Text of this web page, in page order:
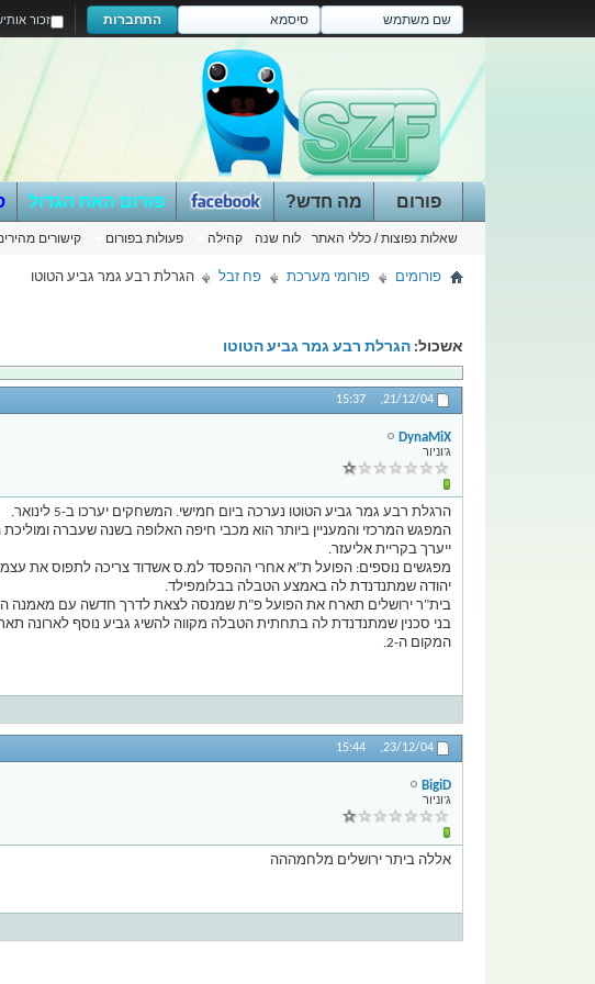
התחברות זכור אותי
פורום
שאלות נפוצות / כללי האתר לוח שנה קהילה פעולות בפורום קישורים
מה חדש? פורום האח הגדול
פורומים פורומי מערכת פח זבל הגרלת רבע גמר גביע הטוטו
אשכול: הגרלת רבע גמר גביע הטוטו
21/12/04,
15:37
DynaMiX
ג'וניור
הרגלת רבע גמר גביע הטוטו נערכה ביום חמישי. המשחקים יערכו ב-5 לינואר.
המפגש המרכזי והמעניין ביותר הוא מכבי חיפה האלופה בשנה שעברה
ייערך בקריית אליעזר.
יהודה שמתנדנדת לה באמצע הטבלה בבלומפילד.
בית"ר ירושלים תארח את הפועל פ"ת שמנסה לצאת לדרך חדשה עם מאמנה
בני סכנין שמתנדנדת לה בתחתית הטבלה מקווה להשיג גביע נוסף
המקום ה-2.
23/12/04,
15:44
BigiD
ג'וניור
אללה ביתר ירושלים מלחמההה